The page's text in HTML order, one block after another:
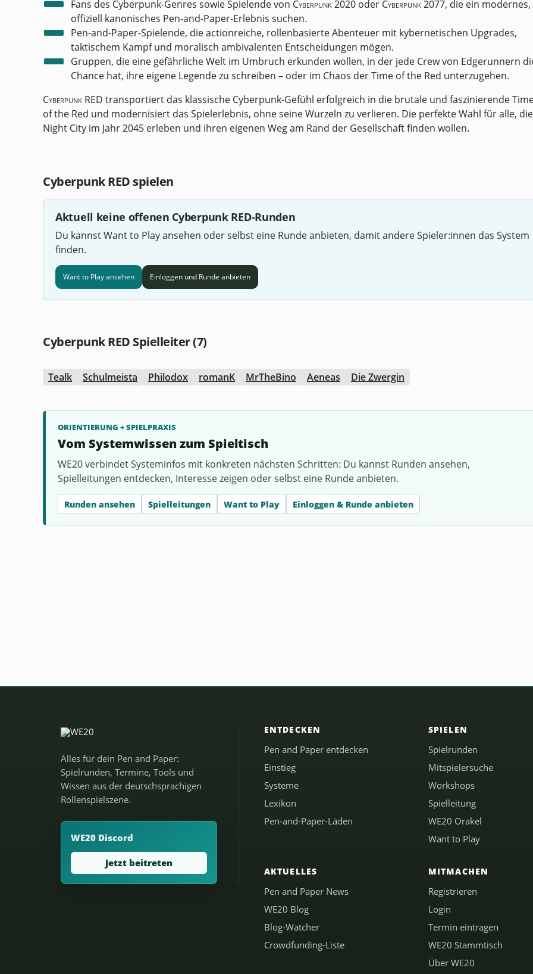
Fans des Cyberpunk-Genres sowie Spielende von Cyberpunk 2020 oder Cyberpunk 2077, die ein modernes,
offiziell kanonisches Pen-and-Paper-Erlebnis suchen.
Pen-and-Paper-Spielende, die actionreiche, rollenbasierte Abenteuer mit kybernetischen Upgrades,
taktischem Kampf und moralisch ambivalenten Entscheidungen mögen.
Gruppen, die eine gefährliche Welt im Umbruch erkunden wollen, in der jede Crew von Edgerunnern
Chance hat, ihre eigene Legende zu schreiben – oder im Chaos der Time of the Red unterzugehen.
Cyberpunk RED transportiert das klassische Cyberpunk-Gefühl erfolgreich in die brutale und faszinierende
of the Red und modernisiert das Spielerlebnis, ohne seine Wurzeln zu verlieren. Die perfekte Wahl für alle, die
Night City im Jahr 2045 erleben und ihren eigenen Weg am Rand der Gesellschaft finden wollen.
Cyberpunk RED spielen
Aktuell keine offenen Cyberpunk RED-Runden
Du kannst Want to Play ansehen oder selbst eine Runde anbieten, damit andere Spieler:innen das System
finden.
Want to Play ansehen Einloggen und Runde anbieten
Cyberpunk RED Spielleiter (7)
Tealk Schulmeista Philodox romanK MrTheBino Aeneas Die Zwergin
ORIENTIERUNG + SPIELPRAXIS
Vom Systemwissen zum Spieltisch
WE20 verbindet Systeminfos mit konkreten nächsten Schritten: Du kannst Runden ansehen,
Spielleitungen entdecken, Interesse zeigen oder selbst eine Runde anbieten.
Runden ansehen Spielleitungen Want to Play Einloggen & Runde anbieten
Alles für dein Pen and Paper:
Spielrunden, Termine, Tools und
Wissen aus der deutschsprachigen
Rollenspielszene.
WE20 Discord
Jetzt beitreten
ENTDECKEN
Pen and Paper entdecken
Einstieg
Systeme
Lexikon
Pen-and-Paper-Läden
SPIELEN
Spielrunden
Mitspielersuche
Workshops
Spielleitung
WE20 Orakel
Want to Play
AKTUELLES
Pen and Paper News
WE20 Blog
Blog-Watcher
Crowdfunding-Liste
MITMACHEN
Registrieren
Login
Termin eintragen
WE20 Stammtisch
Über WE20